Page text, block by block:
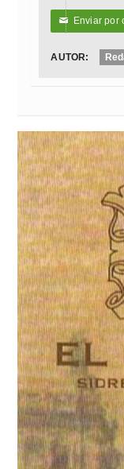
✉ Enviar por
AUTOR: